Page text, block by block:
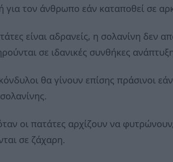
για τον άνθρωπο εάν καταποθεί σε
είναι αδρανείς, η σολανίνη δεν
σε ιδανικές συνθήκες
κόνδυλοι θα γίνουν επίσης πράσινοι
οι πατάτες αρχίζουν να
σε ζάχαρη.